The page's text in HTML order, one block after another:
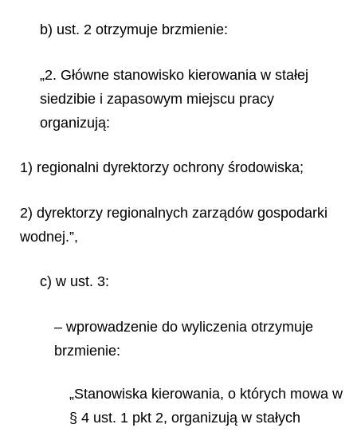
b) ust. 2 otrzymuje brzmienie:
„2. Główne stanowisko kierowania w stałej
siedzibie i zapasowym miejscu pracy
organizują:
1) regionalni dyrektorzy ochrony środowiska;
2) dyrektorzy regionalnych zarządów gospodarki
wodnej.”,
c) w ust. 3:
– wprowadzenie do wyliczenia otrzymuje
brzmienie:
„Stanowiska kierowania, o których mowa w
§ 4 ust. 1 pkt 2, organizują w stałych